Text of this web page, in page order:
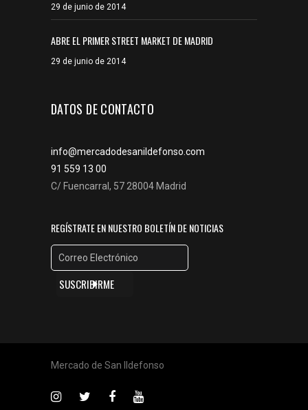
29 de junio de 2014
ABRE EL PRIMER STREET MARKET DE MADRID
29 de junio de 2014
DATOS DE CONTACTO
info@mercadodesanildefonso.com
91 559 13 00
C/ Fuencarral, 57 28004 Madrid
REGÍSTRATE EN NUESTRO BOLETÍN DE NOTICIAS
Mercado de San Ildefonso